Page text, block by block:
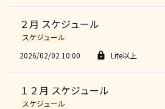
２月 スケジュール
スケジュール
2026/02/02 10:00
Lite以上
１２月 スケジュール
スケジュール